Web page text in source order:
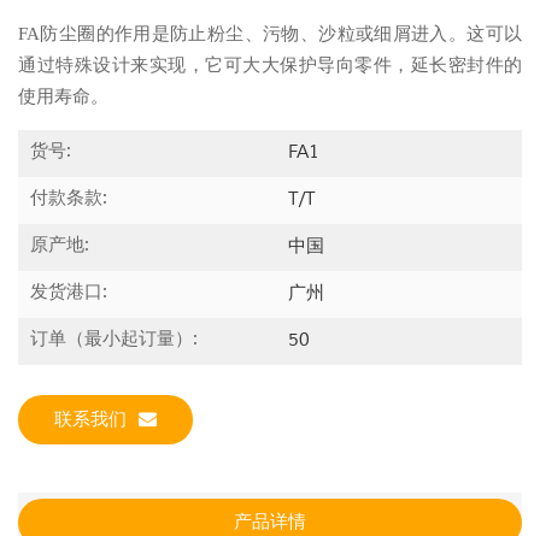
FA防尘圈的作用是防止粉尘、污物、沙粒或细屑进入。这可以
通过特殊设计来实现，它可大大保护导向零件，延长密封件的
使用寿命。
货号:
FA1
付款条款:
T/T
原产地:
中国
发货港口:
广州
订单（最小起订量）:
50
联系我们
产品详情